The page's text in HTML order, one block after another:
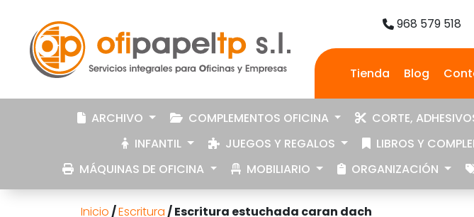
968 579 518
Tienda Blog
ARCHIVO COMPLEMENTOS OFICINA CORTE,
INFANTIL
JUEGOS Y REGALOS LIBROS Y
MÁQUINAS DE OFICINA
MOBILIARIO ORGANIZACIÓN
Inicio/Escritura/ Escritura estuchada caran dach